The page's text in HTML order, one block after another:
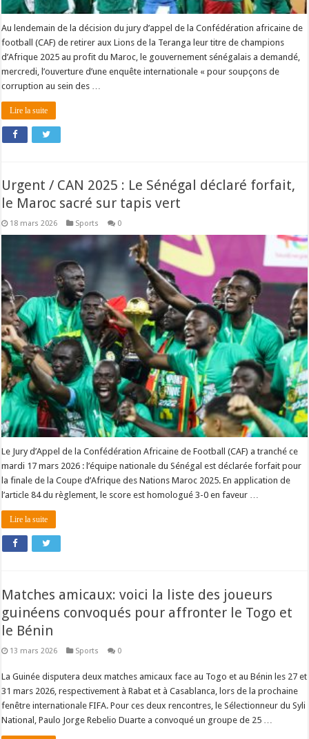
Au lendemain de la décision du jury d’appel de la Confédération africaine de
football (CAF) de retirer aux Lions de la Teranga leur titre de champions
d’Afrique 2025 au profit du Maroc, le gouvernement sénégalais a demandé,
mercredi, l’ouverture d’une enquête internationale « pour soupçons de
corruption au sein des …
Lire la suite
Urgent / CAN 2025 : Le Sénégal déclaré forfait,
le Maroc sacré sur tapis vert
18 mars 2026 Sports 0
Le Jury d’Appel de la Confédération Africaine de Football (CAF) a tranché ce
mardi 17 mars 2026 : l’équipe nationale du Sénégal est déclarée forfait pour
la finale de la Coupe d’Afrique des Nations Maroc 2025. En application de
l’article 84 du règlement, le score est homologué 3-0 en faveur …
Lire la suite
Matches amicaux: voici la liste des joueurs
guinéens convoqués pour affronter le Togo et
le Bénin
13 mars 2026 Sports 0
La Guinée disputera deux matches amicaux face au Togo et au Bénin les 27 et
31 mars 2026, respectivement à Rabat et à Casablanca, lors de la prochaine
fenêtre internationale FIFA. Pour ces deux rencontres, le Sélectionneur du Syli
National, Paulo Jorge Rebelio Duarte a convoqué un groupe de 25 …